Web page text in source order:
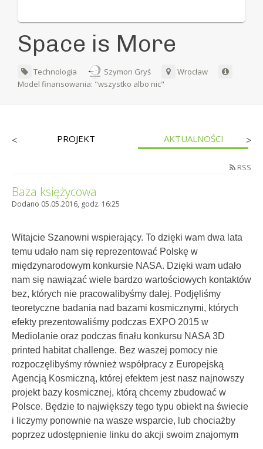
Space is More
Technologia Szymon Gryś
Wrocław
Model finansowania: "wszystko albo nic"
< PROJEKT AKTUALNOŚCI >
RSS
Baza księżycowa
Dodano 05.05.2016, godz. 16:25
Witajcie Szanowni wspierający. To dzięki wam dwa lata
temu udało nam się reprezentować Polskę w
międzynarodowym konkursie NASA. Dzięki wam udało
nam się nawiązać wiele bardzo wartościowych kontaktów
bez, których nie pracowalibyśmy dalej. Podjęliśmy
teoretyczne badania nad bazami kosmicznymi, których
efekty prezentowaliśmy podczas EXPO 2015 w
Mediolanie oraz podczas finału konkursu NASA 3D
printed habitat challenge. Bez waszej pomocy nie
rozpoczęlibyśmy również współpracy z Europejską
Agencją Kosmiczną, której efektem jest nasz najnowszy
projekt bazy kosmicznej, którą chcemy zbudować w
Polsce. Będzie to największy tego typu obiekt na świecie
i liczymy ponownie na wasze wsparcie, lub chociażby
poprzez udostępnienie linku do akcji swoim znajomym